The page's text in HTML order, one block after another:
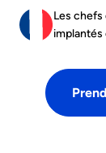
Les
implantés